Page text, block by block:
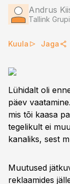
Andrus
Tallink
Kuula Jaga
Lühidalt oli
päev
mis tõi kaasa
tegelikult ei
kanaliks, sest
Muutused
reklaamides